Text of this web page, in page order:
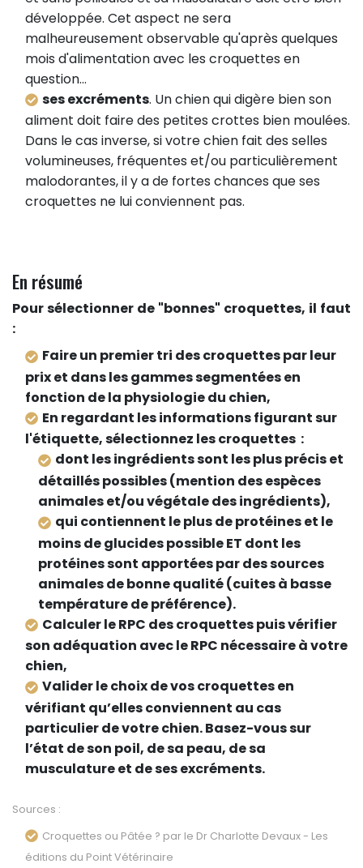
développée. Cet aspect ne sera
malheureusement observable qu'après quelques
mois d'alimentation avec les croquettes en
question...
ses excréments. Un chien qui digère bien son
aliment doit faire des petites crottes bien moulées.
Dans le cas inverse, si votre chien fait des selles
volumineuses, fréquentes et/ou particulièrement
malodorantes, il y a de fortes chances que ses
croquettes ne lui conviennent pas.
En résumé
Pour sélectionner de "bonnes" croquettes, il faut
:
Faire un premier tri des croquettes par leur
prix et dans les gammes segmentées en
fonction de la physiologie du chien,
En regardant les informations figurant sur
l'étiquette, sélectionnez les croquettes :
dont les ingrédients sont les plus précis et
détaillés possibles (mention des espèces
animales et/ou végétale des ingrédients),
qui contiennent le plus de protéines et le
moins de glucides possible ET dont les
protéines sont apportées par des sources
animales de bonne qualité (cuites à basse
température de préférence).
Calculer le RPC des croquettes puis vérifier
son adéquation avec le RPC nécessaire à votre
chien,
Valider le choix de vos croquettes en
vérifiant qu’elles conviennent au cas
particulier de votre chien. Basez-vous sur
l’état de son poil, de sa peau, de sa
musculature et de ses excréments.
Sources :
Croquettes ou Pâtée ? par le Dr Charlotte Devaux - Les
éditions du Point Vétérinaire